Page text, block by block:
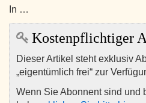
In …
Kostenpflichtiger
Dieser Artikel steht exklusiv
„eigentümlich frei“ zur
Wenn Sie Abonnent sind und